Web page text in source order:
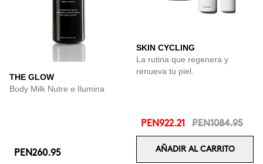
THE GLOW
Body Milk Nutre e Ilumina
PEN260.95
SKIN CYCLING
La rutina que regenera y
renueva tu piel.
PEN922.21 PEN1084.95
AÑADIR AL CARRITO